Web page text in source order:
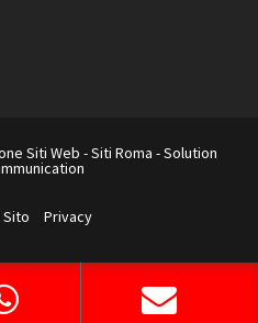
Siti Web -Siti Roma -Solution
Sito Privacy